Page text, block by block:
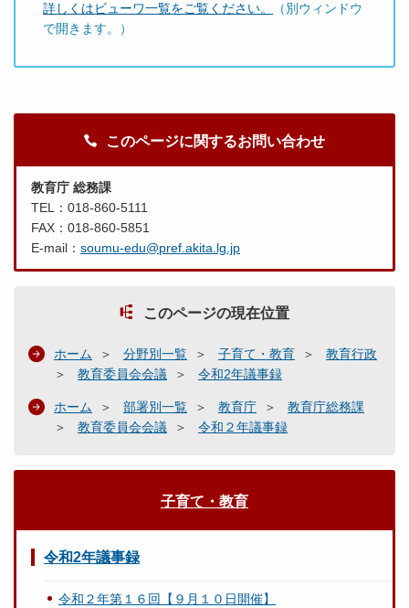
詳しくはビューワ一覧をご覧ください。
（別ウィンドウ
で開きます。）
このページに関するお問い合わせ
教育庁 総務課
TEL：018-860-5111
FAX：018-860-5851
E-mail： soumu-edu@pref.akita.lg.jp
このページの現在位置
ホーム 分野別一覧 子育て・教育
教育行政
教育委員会会議
令和2年議事録
ホーム 部署別一覧 教育庁
教育庁総務課
教育委員会会議
令和２年議事録
子育て・教育
令和2年議事録
令和２年第１６回【９月１０日開催】